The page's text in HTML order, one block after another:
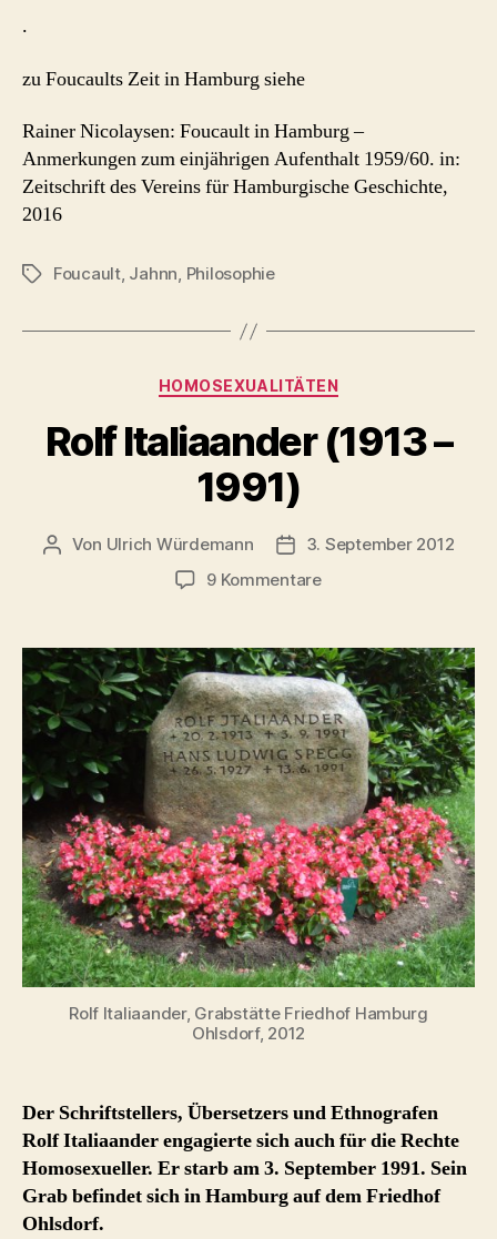
.
zu Foucaults Zeit in Hamburg siehe
Rainer Nicolaysen: Foucault in Hamburg –
Anmerkungen zum einjährigen Aufenthalt 1959/60. in:
Zeitschrift des Vereins für Hamburgische Geschichte,
2016
Schlagwörter
Foucault, Jahnn, Philosophie
Kategorien
HOMOSEXUALITÄTEN
Rolf Italiaander (1913 –
1991)
Beitragsautor
Von Ulrich Würdemann Beitragsdatum
3. September 2012
9 Kommentarezu
(1913
–
1991)
Rolf Italiaander, Grabstätte Friedhof Hamburg
Ohlsdorf, 2012
Der Schriftstellers, Übersetzers und Ethnografen
Rolf Italiaander engagierte sich auch für die Rechte
Homosexueller. Er starb am 3. September 1991. Sein
Grab befindet sich in Hamburg auf dem Friedhof
Ohlsdorf.